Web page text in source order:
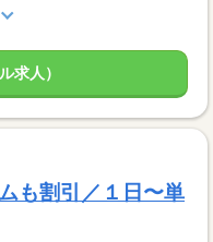
求人）
も割引／１日〜単